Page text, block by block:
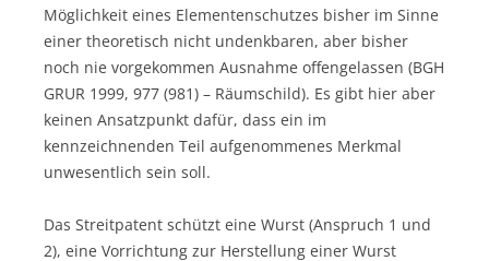
Möglichkeit eines Elementenschutzes bisher im Sinne
einer theoretisch nicht undenkbaren, aber bisher
noch nie vorgekommen Ausnahme offengelassen (BGH
GRUR 1999, 977 (981) – Räumschild). Es gibt hier aber
keinen Ansatzpunkt dafür, dass ein im
kennzeichnenden Teil aufgenommenes Merkmal
unwesentlich sein soll.
Das Streitpatent schützt eine Wurst (Anspruch 1 und
2), eine Vorrichtung zur Herstellung einer Wurst